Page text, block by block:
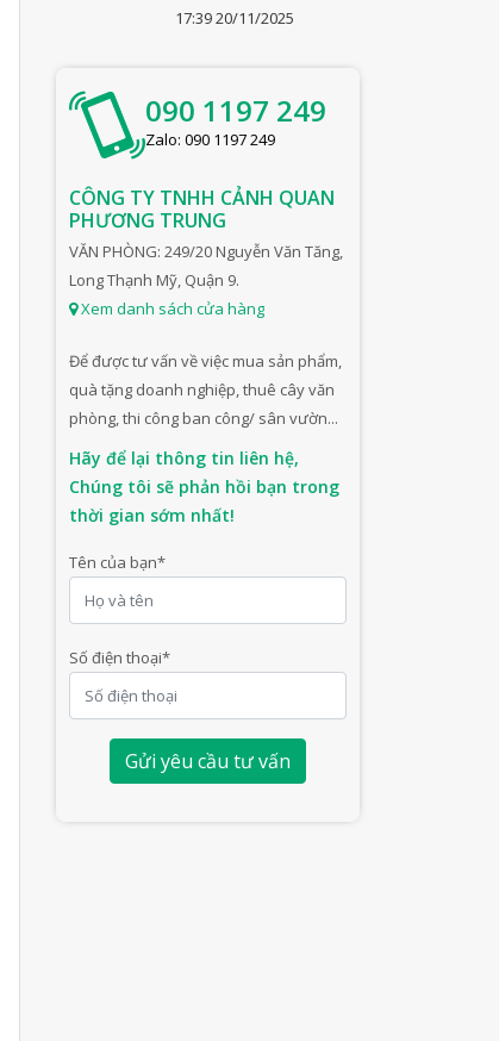
17:39 20/11/2025
090 1197 249
Zalo: 090 1197 249
CÔNG TY TNHH CẢNH QUAN
PHƯƠNG TRUNG
VĂN PHÒNG: 249/20 Nguyễn Văn Tăng,
Long Thạnh Mỹ, Quận 9.
Xem danh sách cửa hàng
Để được tư vấn về việc mua sản phẩm,
quà tặng doanh nghiệp, thuê cây văn
phòng, thi công ban công/ sân vườn...
Hãy để lại thông tin liên hệ,
Chúng tôi sẽ phản hồi bạn trong
thời gian sớm nhất!
Tên của bạn*
Số điện thoại*
Gửi yêu cầu tư vấn